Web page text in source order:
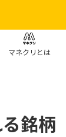
マネクリとは
銘柄